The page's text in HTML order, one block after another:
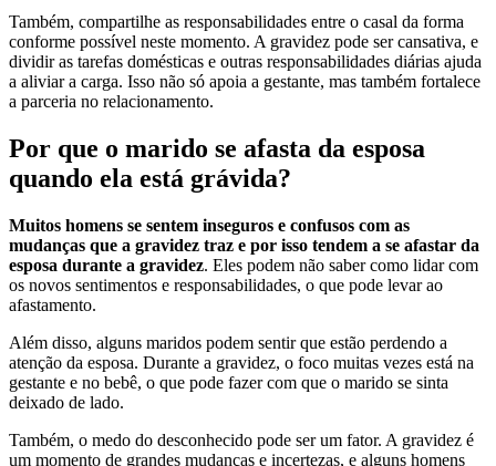
Também, compartilhe as responsabilidades entre o casal da forma
conforme possível neste momento. A gravidez pode ser cansativa, e
dividir as tarefas domésticas e outras responsabilidades diárias ajuda
a aliviar a carga. Isso não só apoia a gestante, mas também fortalece
a parceria no relacionamento.
Por que o marido se afasta da esposa
quando ela está grávida?
Muitos homens se sentem inseguros e confusos com as
mudanças que a gravidez traz e por isso tendem a se afastar da
esposa durante a gravidez. Eles podem não saber como lidar com
os novos sentimentos e responsabilidades, o que pode levar ao
afastamento.
Além disso, alguns maridos podem sentir que estão perdendo a
atenção da esposa. Durante a gravidez, o foco muitas vezes está na
gestante e no bebê, o que pode fazer com que o marido se sinta
deixado de lado.
Também, o medo do desconhecido pode ser um fator. A gravidez é
um momento de grandes mudanças e incertezas, e alguns homens